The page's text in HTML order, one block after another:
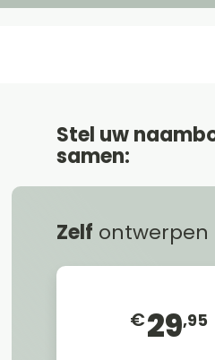
Stel uw
samen:
Zelf ontwerpen
€29,95